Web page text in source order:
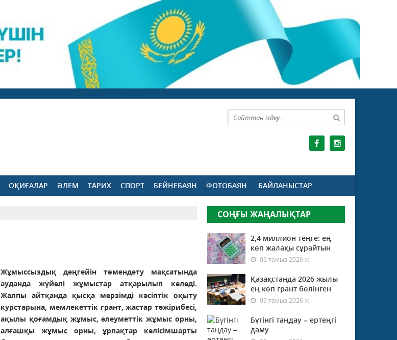
ОҚИҒАЛАР ӘЛЕМ ТАРИХ СПОРТ БЕЙНЕБАЯН ФОТОБАЯН БАЙЛАНЫСТАР
Жұмыссыздық деңгейін төмендету мақсатында
ауданда жүйелі жұмыстар атқарылып келеді.
Жалпы айтқанда қысқа мерзімді кәсіптік оқыту
курс­тарына, мемлекеттік грант, жастар тәжірибесі,
ақылы қоғамдық жұмыс, әлеуметтік жұмыс орны,
алғашқы жұмыс орны, ұрпақтар келісімшарты
СОҢҒЫ ЖАҢАЛЫҚТАР
2,4 миллион теңге: ең
көп жалақы сұрайтын
06 тамыз 2026 ж.
Қазақстанда 2026 жылы
ең көп грант бөлінген
06 тамыз 2026 ж.
Бүгінгі таңдау – ертеңгі
даму